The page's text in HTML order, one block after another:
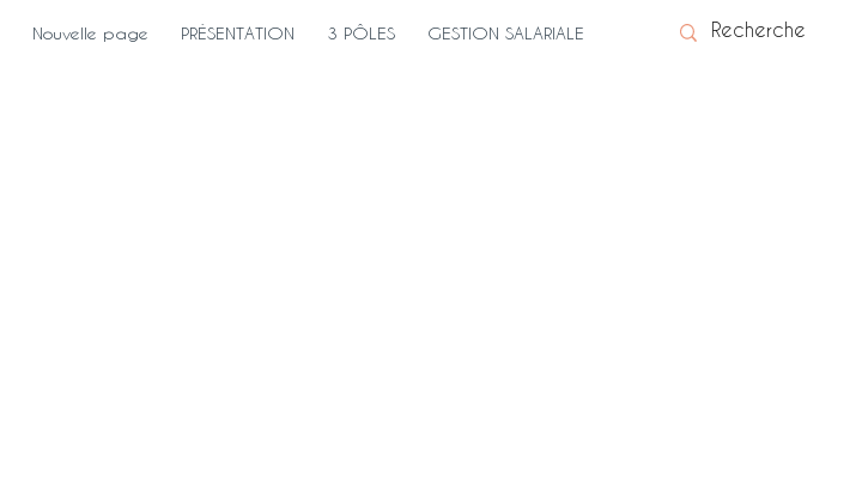
Nouvelle page PRÉSENTATION 3 PÔLES GESTION SALARIALE